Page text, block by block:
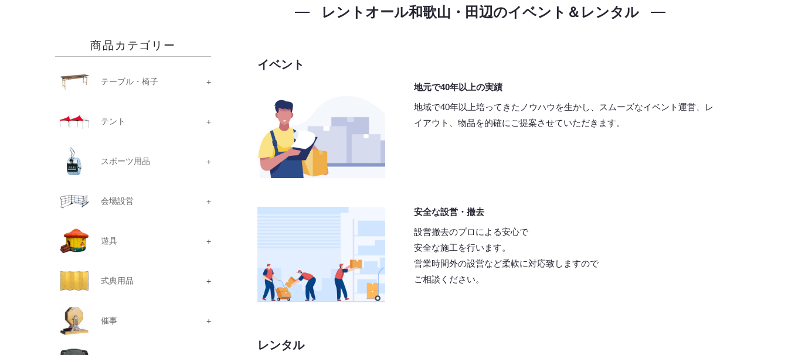
商品カテゴリー
テーブル・椅子
テント
スポーツ用品
会場設営
遊具
式典用品
催事
レントオール和歌山・田辺のイベント＆レンタル
イベント
地元で40年以上の実績
地域で40年以上培ってきたノウハウを生かし、スムーズなイベント運営、レ
イアウト、物品を的確にご提案させていただきます。
安全な設営・撤去
設営撤去のプロによる安心で
安全な施工を行います。
営業時間外の設営など柔軟に対応致しますので
ご相談ください。
レンタル